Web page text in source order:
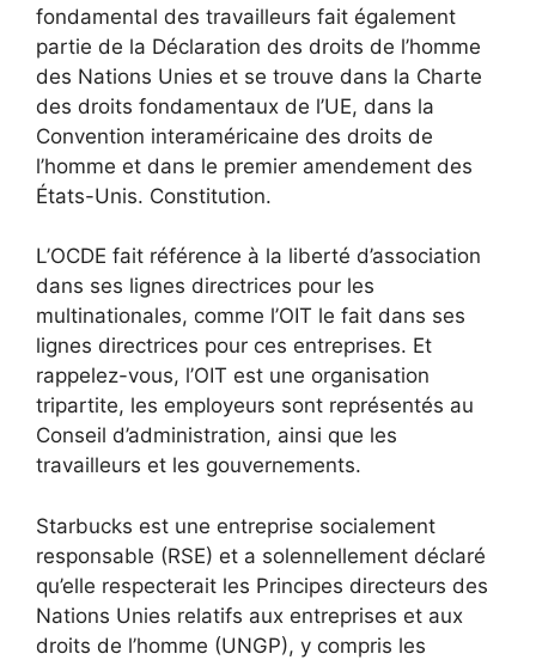
fondamental des travailleurs fait également
partie de la Déclaration des droits de l’homme
des Nations Unies et se trouve dans la Charte
des droits fondamentaux de l’UE, dans la
Convention interaméricaine des droits de
l’homme et dans le premier amendement des
États-Unis. Constitution.
L’OCDE fait référence à la liberté d’association
dans ses lignes directrices pour les
multinationales, comme l’OIT le fait dans ses
lignes directrices pour ces entreprises. Et
rappelez-vous, l’OIT est une organisation
tripartite, les employeurs sont représentés au
Conseil d’administration, ainsi que les
travailleurs et les gouvernements.
Starbucks est une entreprise socialement
responsable (RSE) et a solennellement déclaré
qu’elle respecterait les Principes directeurs des
Nations Unies relatifs aux entreprises et aux
droits de l’homme (UNGP), y compris les